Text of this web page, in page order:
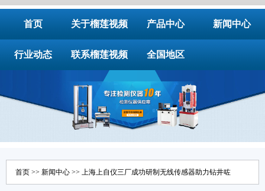
首页 关于榴莲视频
APP下载安装
产品中心 新闻中心
行业动态 联系榴莲视频
APP下载安装
全国地区
首页 >> 新闻中心 >> 上海上自仪三厂成功研制无线传感器助力钻井咗